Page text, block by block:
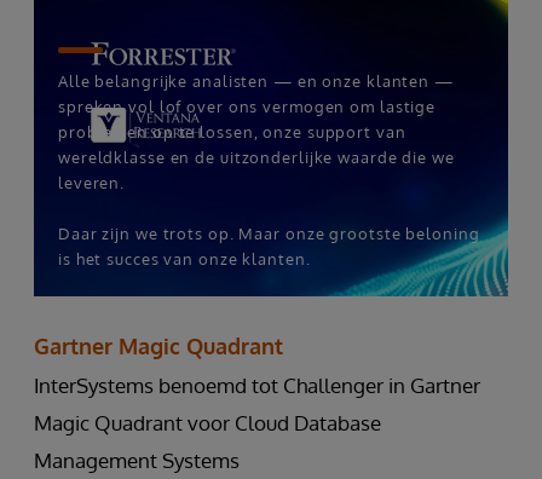
Alle belangrijke analisten — en onze klanten —
spreken vol lof over ons vermogen om lastige
problemen op te lossen, onze support van
wereldklasse en de uitzonderlijke waarde die we
leveren.
Daar zijn we trots op. Maar onze grootste beloning
is het succes van onze klanten.
Gartner Magic Quadrant
InterSystems benoemd tot Challenger in Gartner
Magic Quadrant voor Cloud Database
Management Systems